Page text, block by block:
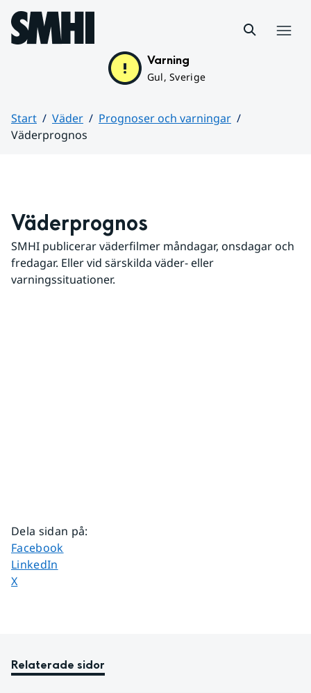
Hoppa till sidans innehåll
Varning
Gul, Sverige
Start Väder
Prognoser och varningar
Väderprognos
Väderprognos
SMHI publicerar väderfilmer måndagar, onsdagar och
fredagar. Eller vid särskilda väder- eller
varningssituationer.
Dela sidan på:
Dela sidan på
Facebook
Dela sidan på
LinkedIn
Dela sidan på
X
Relaterade sidor